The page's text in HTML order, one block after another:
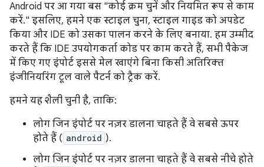
Android पर आ गया बस "कोई क्रम चुनें और नियमित रूप से काम
करें." इसलिए, हमने एक स्टाइल चुना, स्टाइल गाइड को अपडेट
किया और IDE को उसका पालन करने के लिए बनाया. हम उम्मीद
करते हैं कि IDE उपयोगकर्ता कोड पर काम करते हैं, सभी पैकेज
में किए गए इंपोर्ट इससे मेल खाएंगे बिना किसी अतिरिक्त
इंजीनियरिंग टूल वाले पैटर्न को ट्रैक करें.
हमने यह शैली चुनी है, ताकि:
लोग जिन इंपोर्ट पर नज़र डालना चाहते हैं वे सबसे ऊपर
होते हैं ( android ).
लोग जिन इंपोर्ट पर नज़र डालना चाहते हैं वे सबसे नीचे होते